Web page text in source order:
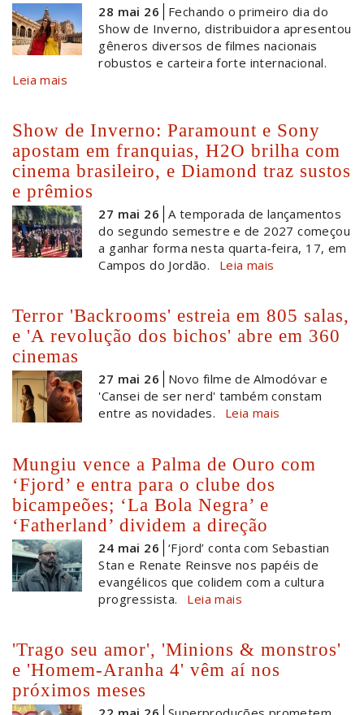
28 mai 26
Fechando o primeiro dia do
Show de Inverno, distribuidora apresentou
gêneros diversos de filmes nacionais
robustos e carteira forte internacional.
Leia mais
Show de Inverno: Paramount e Sony
apostam em franquias, H2O brilha com
cinema brasileiro, e Diamond traz sustos
e prêmios
27 mai 26 A temporada de lançamentos
do segundo semestre e de 2027 começou
a ganhar forma nesta quarta-feira, 17, em
Campos do Jordão.
Leia mais
Terror 'Backrooms' estreia em 805 salas,
e 'A revolução dos bichos' abre em 360
cinemas
27 mai 26
Novo filme de Almodóvar e
'Cansei de ser nerd' também constam
entre as novidades.
Leia mais
Mungiu vence a Palma de Ouro com
‘Fjord’ e entra para o clube dos
bicampeões; ‘La Bola Negra’ e
‘Fatherland’ dividem a direção
24 mai 26 ‘Fjord’ conta com Sebastian
Stan e Renate Reinsve nos papéis de
evangélicos que colidem com a cultura
progressista.
Leia mais
'Trago seu amor', 'Minions & monstros'
e 'Homem-Aranha 4' vêm aí nos
próximos meses